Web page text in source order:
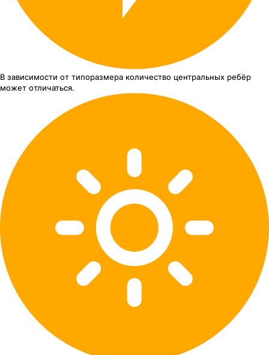
В зависимости от типоразмера количество центральных ребёр
может отличаться.